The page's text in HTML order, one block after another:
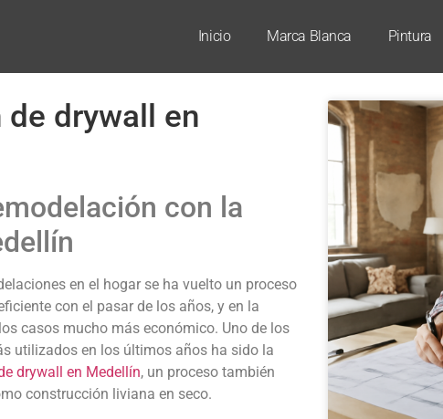
Inicio Marca Blanca Pintura
drywall en
con la
en el hogar se ha vuelto un proceso
con el pasar de los años, y en la
casos mucho más económico. Uno de los
utilizados en los últimos años ha sido la
drywall en Medellín, un proceso también
construcción liviana en seco.